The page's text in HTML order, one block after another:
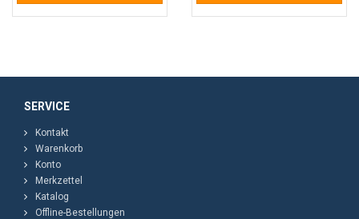
SERVICE
Kontakt
Warenkorb
Konto
Merkzettel
Katalog
Offline-Bestellungen